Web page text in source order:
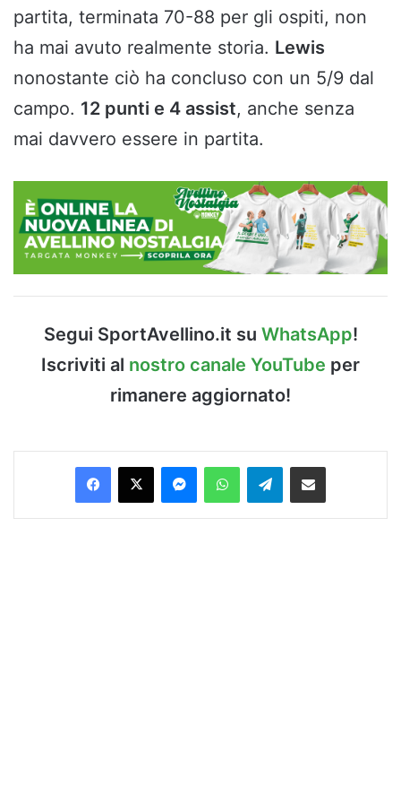
partita, terminata 70-88 per gli ospiti, non
ha mai avuto realmente storia. Lewis
nonostante ciò ha concluso con un 5/9 dal
campo. 12 punti e 4 assist, anche senza
mai davvero essere in partita.
Segui SportAvellino.it su WhatsApp!
Iscriviti al nostro canale YouTube per
rimanere aggiornato!
Facebook
X MessengerWhatsAppTelegramCondividi via Email